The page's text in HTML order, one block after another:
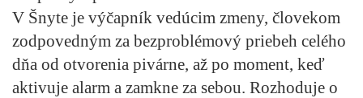
V Šnyte je výčapník vedúcim zmeny, človekom
zodpovedným za bezproblémový priebeh celého
dňa od otvorenia pivárne, až po moment, keď
aktivuje alarm a zamkne za sebou. Rozhoduje o